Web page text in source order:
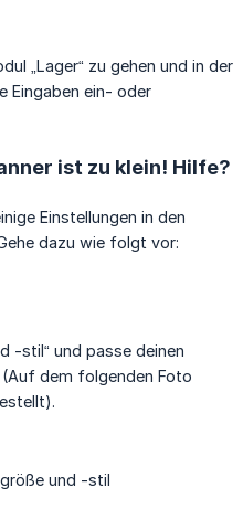
„Lager“ zu gehen und in der
Eingaben ein- oder
ist zu klein! Hilfe?
Einstellungen in den
dazu wie folgt vor:
-stil“ und passe deinen
dem folgenden Foto
und -stil